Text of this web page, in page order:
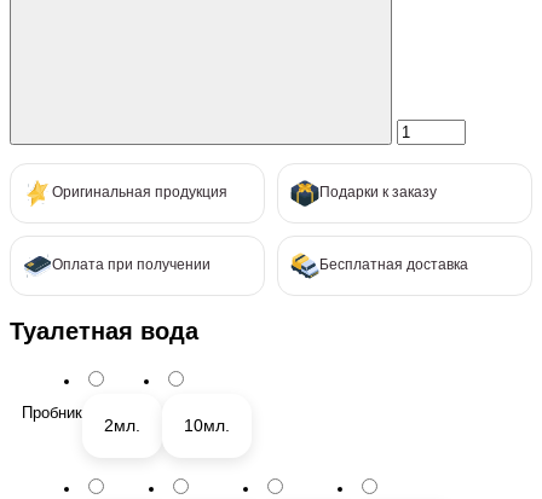
Оригинальная продукция Подарки к заказу
Оплата при получении Бесплатная доставка
Туалетная вода
Пробник
2мл. 10мл.